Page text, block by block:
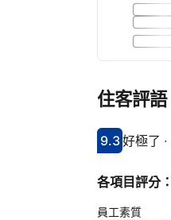
住客評語
分數9.3分
9.3
評比好極了
好極了 ·
各項目評分：
員工素質